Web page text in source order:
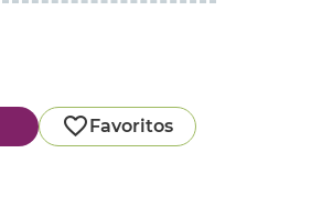
Favoritos